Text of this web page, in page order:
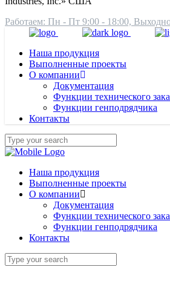
Работаем: Пн - Пт 9:00 - 18:00,
Наша продукция
Выполненные проекты
О компании
Документация
Функции технического
Функции генподрядчика
Контакты
Наша продукция
Выполненные проекты
О компании
Документация
Функции технического
Функции генподрядчика
Контакты